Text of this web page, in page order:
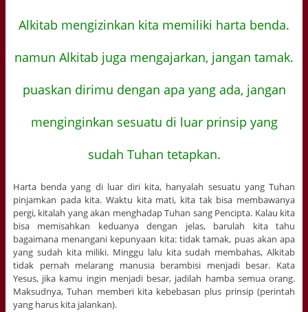
Alkitab mengizinkan kita memiliki harta benda.
namun Alkitab juga mengajarkan, jangan tamak.
puaskan dirimu dengan apa yang ada, jangan
menginginkan sesuatu di luar prinsip yang
sudah Tuhan tetapkan.
Harta benda yang di luar diri kita, hanyalah sesuatu yang Tuhan
pinjamkan pada kita. Waktu kita mati, kita tak bisa membawanya
pergi, kitalah yang akan menghadap Tuhan sang Pencipta. Kalau kita
bisa memisahkan keduanya dengan jelas, barulah kita tahu
bagaimana menangani kepunyaan kita: tidak tamak, puas akan apa
yang sudah kita miliki. Minggu lalu kita sudah membahas, Alkitab
tidak pernah melarang manusia berambisi menjadi besar. Kata
Yesus, jika kamu ingin menjadi besar, jadilah hamba semua orang.
Maksudnya, Tuhan memberi kita kebebasan plus prinsip (perintah
yang harus kita jalankan).